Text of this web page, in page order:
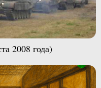
2008 года)